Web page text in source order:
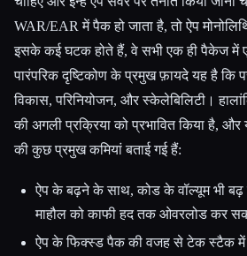
WAR/EAR में पैक हो जाता है, तो ऐप
इसके कई घटक होते हैं, वे सभी एक ही पैकेज में
पारंपरिक दृष्टिकोण के प्रमुख फ़ायदे यह है कि
विकास, परिनियोजन, और स्केलेबिलिटी।
की अगली प्रक्रिया को प्रभावित किया है, और
की कुछ प्रमुख कमियां बताई गई हैं:
ऐप के बढ़ने के साथ, कोड के वॉल्यूम भी
माहौल को काफी हद तक ओवरलोड कर
ऐप के फिक्स्ड पैक की वजह से टेक स्टैक में